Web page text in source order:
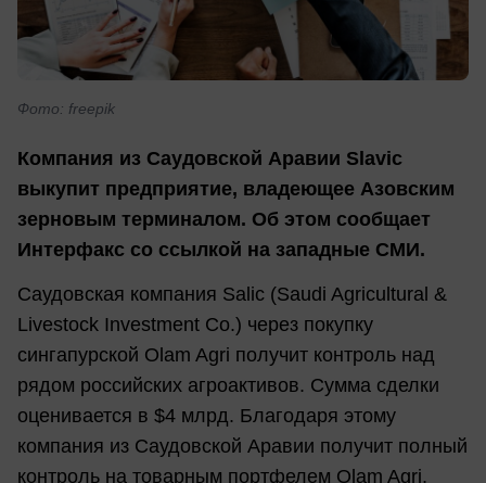
Фото: freepik
Компания из Саудовской Аравии Slavic
выкупит предприятие, владеющее Азовским
зерновым терминалом. Об этом сообщает
Интерфакс со ссылкой на западные СМИ.
Саудовская компания Salic (Saudi Agricultural &
Livestock Investment Co.) через покупку
сингапурской Olam Agri получит контроль над
рядом российских агроактивов. Сумма сделки
оценивается в $4 млрд. Благодаря этому
компания из Саудовской Аравии получит полный
контроль на товарным портфелем Olam Agri,